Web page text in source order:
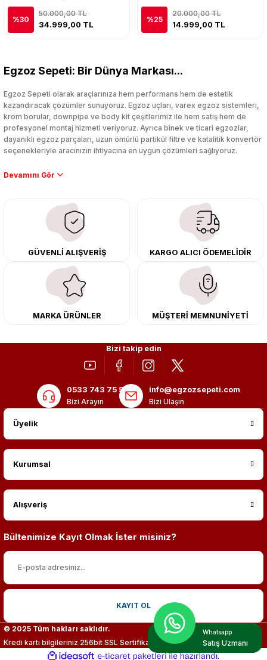
%30
50.000,00 TL
34.999,00 TL
%25
20.000,00 TL
14.999,00 TL
Egzoz Sepeti: Bir Dünya Markası...
Egzoz Sepeti olarak araçlarınıza hem performans hem de estetik
kazandıracak çözümler sunuyoruz. Egzoz uçları, varex egzoz sistemleri,
krom borular, downpipe ve body kit çeşitlerimiz ile hem satış hem de
profesyonel montaj hizmeti veriyoruz. Ayrıca binek ve ticari egzozlar,
dayanıklı egzoz parçaları, uzun ömürlü partikül filtre ve katalitik konvertör
seçenekleriyle aracınızın ihtiyacına en uygun çözümleri sağlıyoruz.
Performans artışı isteyen sürücüler için özel performans egzozları ve
çıkma orijinal ürünler ile yenileyebilir, body kit uygulamalarıyla aracınızın
tasarımını ve aerodinamisini üst seviyeye taşıyabilirsiniz.
Tüm ürünlerimiz orijinal, dayanıklı ve uzun ömürlüdür. İstanbul’daki montaj
merkezimizde profesyonel montaj yapıyor, Türkiye’nin her yerine güvenli
kargo ile teslimat gerçekleştiriyoruz. Aracınıza değer katmak için doğru
adres: Egzoz Sepeti.
GÜVENLİ ALIŞVERİŞ KARGO ALICI ÖDEMELİDİR
MARKA ÜRÜNLER MÜŞTERİ MEMNUNİYETİ
Bizi takip edin
0533 743 75 56
Bizi Arayın
info@egzozsepeti.com
Bizi Ulaşın
Üyelik
Kurumsal
Alışveriş
Bültenimize Kayıt Olmak İster misiniz?
KAYIT OL
© 2025 Tüm hakları saklıdır.
Kredi kartı bilgileriniz 256bit SSL Sertifikası ile %100 koruma altındadır.
Whatsapp
Satış Uzmanı
ideasoft e-